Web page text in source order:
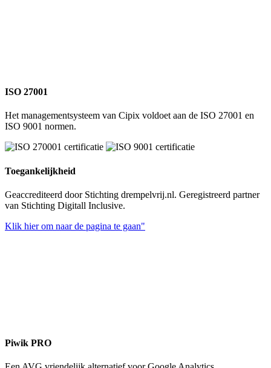
ISO 27001
Het managementsysteem van Cipix voldoet aan de ISO 27001 en
ISO 9001 normen.
Toegankelijkheid
Geaccrediteerd door Stichting drempelvrij.nl. Geregistreerd partner
van Stichting Digitall Inclusive.
Klik hier om naar de pagina te gaan"
Piwik PRO